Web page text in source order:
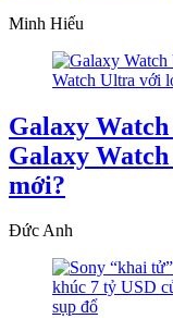
Minh Hiếu
Galaxy
Galaxy
mới?
Đức Anh